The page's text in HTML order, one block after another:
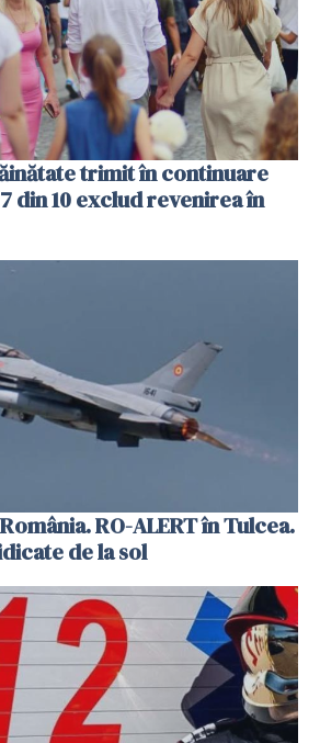
trimit în continuare
din 10 exclud revenirea în
RO-ALERT în Tulcea.
de la sol